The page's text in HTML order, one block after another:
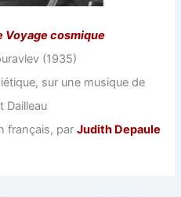
Voyage cosmique
(1935)
sur une musique de
Dailleau
français, par Judith Depaule